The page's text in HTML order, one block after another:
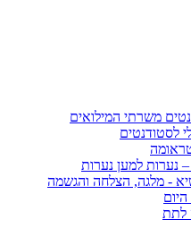
משרתי המילואים
לסטודנטים
– נערות למען נערות
- מלגה, הצלחה והגשמה
לתת